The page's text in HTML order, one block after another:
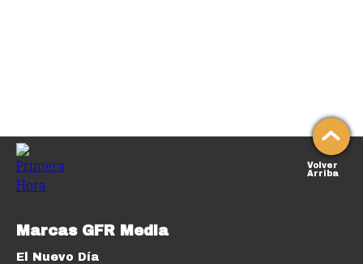
Volver
Arriba
Marcas GFR Media
El Nuevo Día